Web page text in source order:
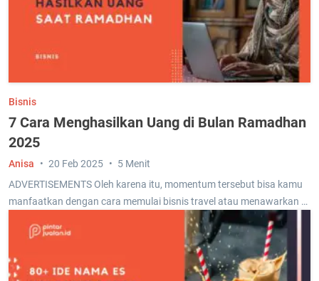
Bisnis
7 Cara Menghasilkan Uang di Bulan Ramadhan
2025
ADVERTISEMENTS Oleh karena itu, momentum tersebut bisa kamu
manfaatkan dengan cara memulai bisnis travel atau menawarkan …
Anisa 20 Feb 2025 5 Menit